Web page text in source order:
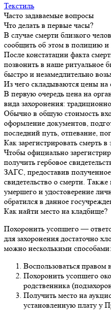
Текстиль
Часто задаваемые вопросы
Что делать в первые часы?
В случае смерти близкого
сообщить об этом в полицию и
После констатации факта
позвонить в наше ритуальное
быстро и незамедлительно
Из чего складываются цены
В первую очередь цена на
вида захоронения:
Обычно в общую стоимость
оформление документов,
последний путь, отпевание,
Как зарегистрировать смерть в
Чтобы официально
получить гербовое
ЗАГС, предоставив
свидетельство о смерти.
умершего и удостоверение
обратился в данное
Как найти место на кладбище?
Похоронить усопшего —
для захоронения достаточно
можно несколькими способами:
Воспользоваться правом
Похоронить усопшего
родственника
Получить место на
установленную плату у